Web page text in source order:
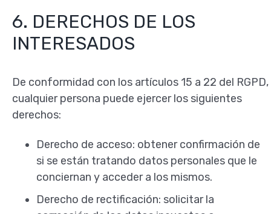
6. DERECHOS DE LOS
INTERESADOS
De conformidad con los artículos 15 a 22 del RGPD,
cualquier persona puede ejercer los siguientes
derechos:
Derecho de acceso: obtener confirmación de
si se están tratando datos personales que le
conciernan y acceder a los mismos.
Derecho de rectificación: solicitar la